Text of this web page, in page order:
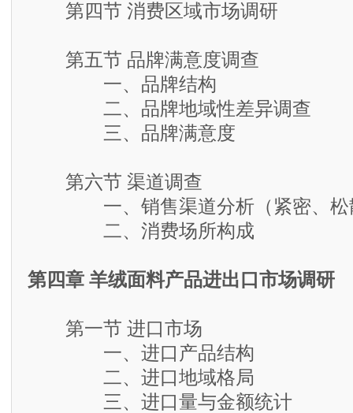
第四节 消费区域市场调研
第五节 品牌满意度调查
一、品牌结构
二、品牌地域性差异调查
三、品牌满意度
第六节 渠道调查
一、销售渠道分析（紧密、松
二、消费场所构成
第四章 羊绒面料产品进出口市场调研
第一节 进口市场
一、进口产品结构
二、进口地域格局
三、进口量与金额统计